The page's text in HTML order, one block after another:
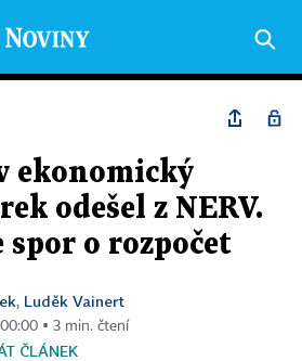
ekonomický
odešel z NERV.
spor o rozpočet
, Luděk Vainert
00:00 ▪ 3 min. čtení
ČLÁNEK